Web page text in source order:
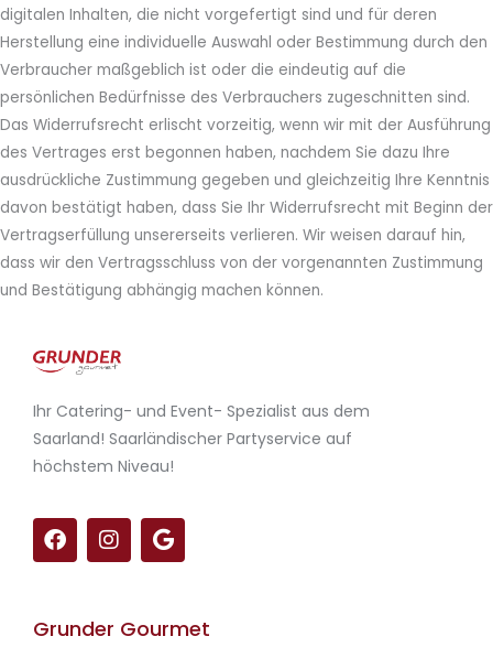
digitalen Inhalten, die nicht vorgefertigt sind und für deren
Herstellung eine individuelle Auswahl oder Bestimmung durch den
Verbraucher maßgeblich ist oder die eindeutig auf die
persönlichen Bedürfnisse des Verbrauchers zugeschnitten sind.
Das Widerrufsrecht erlischt vorzeitig, wenn wir mit der Ausführung
des Vertrages erst begonnen haben, nachdem Sie dazu Ihre
ausdrückliche Zustimmung gegeben und gleichzeitig Ihre Kenntnis
davon bestätigt haben, dass Sie Ihr Widerrufsrecht mit Beginn der
Vertragserfüllung unsererseits verlieren. Wir weisen darauf hin,
dass wir den Vertragsschluss von der vorgenannten Zustimmung
und Bestätigung abhängig machen können.
Ihr Catering- und Event- Spezialist aus dem
Saarland! Saarländischer Partyservice auf
höchstem Niveau!
F
a
c
o
I
n
s
g
G
o
o
e
Grunder Gourmet